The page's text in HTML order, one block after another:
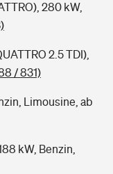
280 kW,
2.5 TDI),
/ 831)
Limousine, ab
kW, Benzin,